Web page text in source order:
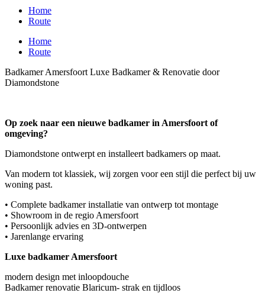
Home
Route
Home
Route
Badkamer Amersfoort Luxe Badkamer & Renovatie door
Diamondstone
Op zoek naar een nieuwe badkamer in Amersfoort of
omgeving?
Diamondstone ontwerpt en installeert badkamers op maat.
Van modern tot klassiek, wij zorgen voor een stijl die perfect bij uw
woning past.
• Complete badkamer installatie van ontwerp tot montage
• Showroom in de regio Amersfoort
• Persoonlijk advies en 3D-ontwerpen
• Jarenlange ervaring
Luxe badkamer Amersfoort
modern design met inloopdouche
Badkamer renovatie Blaricum- strak en tijdloos